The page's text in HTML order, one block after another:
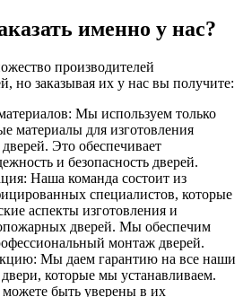
именно у нас?
производителей
но заказывая их у нас вы получите:
Мы используем только
материалы для изготовления
Это обеспечивает
и безопасность дверей.
Наша команда состоит из
специалистов, которые
аспекты изготовления и
дверей. Мы обеспечим
монтаж дверей.
Мы даем гарантию на все наши
которые мы устанавливаем.
быть уверены в их